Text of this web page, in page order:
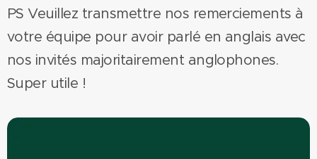
PS Veuillez transmettre nos remerciements à
votre équipe pour avoir parlé en anglais avec
nos invités majoritairement anglophones.
Super utile !